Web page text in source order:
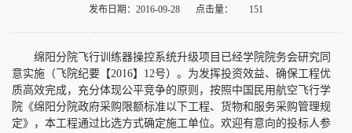
发布日期：2016-09-28 点击量： 151
绵阳分院飞行训练器操控系统升级项目已经学院院务会研究同
意实施（飞院纪要【2016】12号）。为发挥投资效益、确保工程优
质高效完成，充分体现公平竞争的原则，按照中国民用航空飞行学
院《绵阳分院政府采购限额标准以下工程、货物和服务采购管理规
定》，本工程通过比选方式确定施工单位。欢迎有意向的投标人参